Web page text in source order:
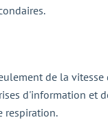
de la
d'information et
respiration.